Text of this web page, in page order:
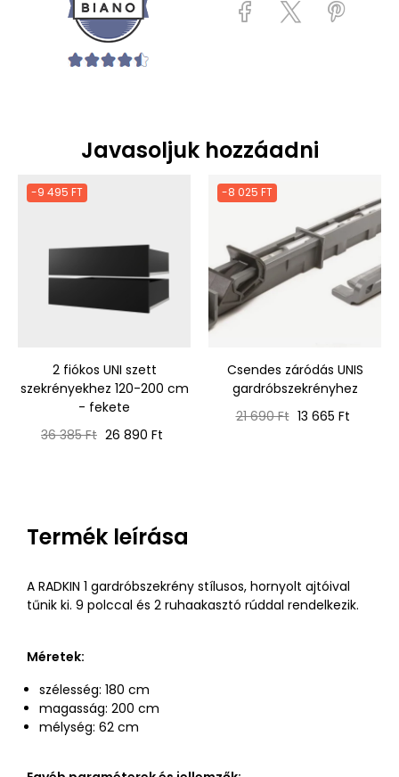
Javasoljuk hozzáadni
-9 495 FT
2 fiókos UNI szett
szekrényekhez 120-200 cm
- fekete
Normál
36 385 Ft Ár
26 890 Ft
-8 025 FT
Csendes záródás UNIS
gardróbszekrényhez
Normál
21 690 Ft Ár
13 665 Ft
Termék leírása
A RADKIN 1 gardróbszekrény stílusos, hornyolt ajtóival
tűnik ki. 9 polccal és 2 ruhaakasztó rúddal rendelkezik.
Méretek:
szélesség: 180 cm
magasság: 200 cm
mélység: 62 cm